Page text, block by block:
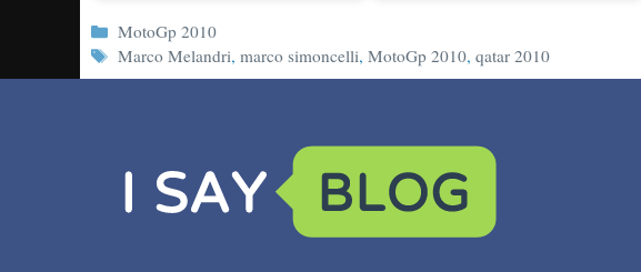
Categorie
MotoGp 2010
Tag
Marco Melandri,marco simoncelli,MotoGp 2010,qatar 2010